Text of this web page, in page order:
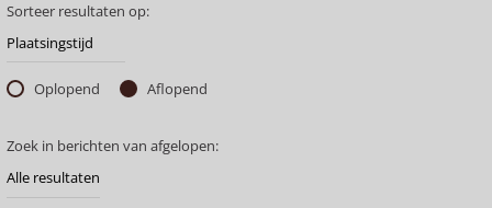
Sorteer resultaten op:
Oplopend Aflopend
Zoek in berichten van afgelopen: